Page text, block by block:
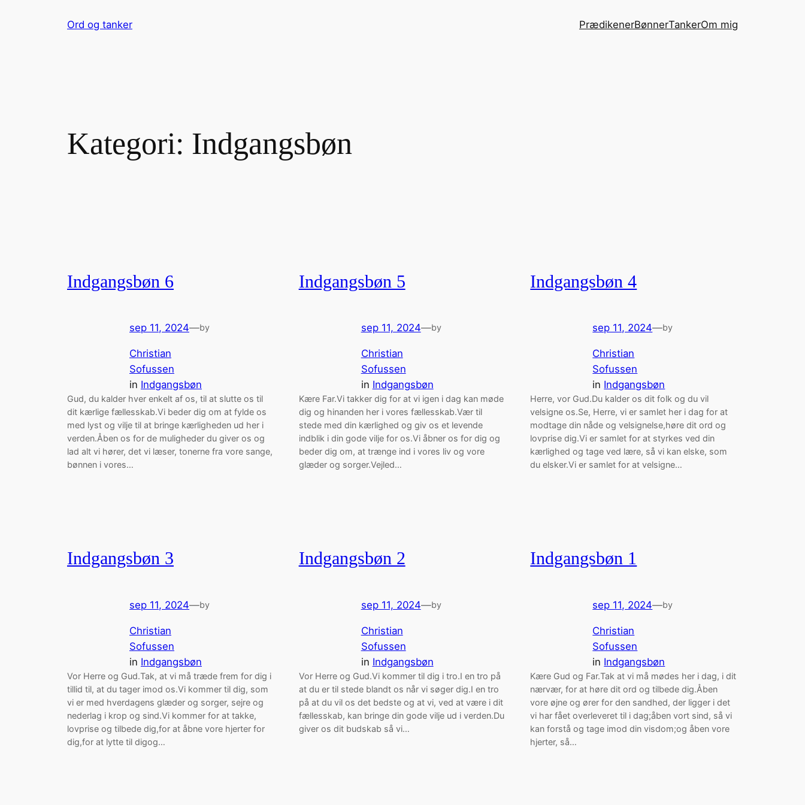
Ord og tanker PrædikenerBønnerTankerOm mig
Kategori: Indgangsbøn
Indgangsbøn 6
sep 11, 2024—by
Christian
Sofussen
in Indgangsbøn
Gud, du kalder hver enkelt af os, til at slutte os til
dit kærlige fællesskab.Vi beder dig om at fylde os
med lyst og vilje til at bringe kærligheden ud her i
verden.Åben os for de muligheder du giver os og
lad alt vi hører, det vi læser, tonerne fra vore sange,
bønnen i vores…
Indgangsbøn 5
sep 11, 2024—by
Christian
Sofussen
in Indgangsbøn
Kære Far.Vi takker dig for at vi igen i dag kan møde
dig og hinanden her i vores fællesskab.Vær til
stede med din kærlighed og giv os et levende
indblik i din gode vilje for os.Vi åbner os for dig og
beder dig om, at trænge ind i vores liv og vore
glæder og sorger.Vejled…
Indgangsbøn 4
sep 11, 2024—by
Christian
Sofussen
in Indgangsbøn
Herre, vor Gud.Du kalder os dit folk og du vil
velsigne os.Se, Herre, vi er samlet her i dag for at
modtage din nåde og velsignelse,høre dit ord og
lovprise dig.Vi er samlet for at styrkes ved din
kærlighed og tage ved lære, så vi kan elske, som
du elsker.Vi er samlet for at velsigne…
Indgangsbøn 3
sep 11, 2024—by
Christian
Sofussen
in Indgangsbøn
Vor Herre og Gud.Tak, at vi må træde frem for dig i
tillid til, at du tager imod os.Vi kommer til dig, som
vi er med hverdagens glæder og sorger, sejre og
nederlag i krop og sind.Vi kommer for at takke,
lovprise og tilbede dig,for at åbne vore hjerter for
dig,for at lytte til digog…
Indgangsbøn 2
sep 11, 2024—by
Christian
Sofussen
in Indgangsbøn
Vor Herre og Gud.Vi kommer til dig i tro.I en tro på
at du er til stede blandt os når vi søger dig.I en tro
på at du vil os det bedste og at vi, ved at være i dit
fællesskab, kan bringe din gode vilje ud i verden.Du
giver os dit budskab så vi…
Indgangsbøn 1
sep 11, 2024—by
Christian
Sofussen
in Indgangsbøn
Kære Gud og Far.Tak at vi må mødes her i dag, i dit
nærvær, for at høre dit ord og tilbede dig.Åben
vore øjne og ører for den sandhed, der ligger i det
vi har fået overleveret til i dag;åben vort sind, så vi
kan forstå og tage imod din visdom;og åben vore
hjerter, så…